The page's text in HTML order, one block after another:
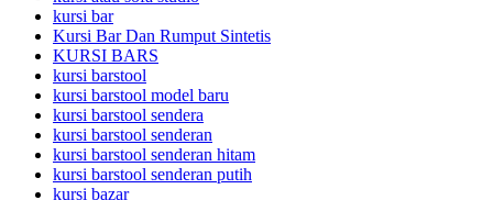
kursi bar
Kursi Bar Dan Rumput Sintetis
KURSI BARS
kursi barstool
kursi barstool model baru
kursi barstool sendera
kursi barstool senderan
kursi barstool senderan hitam
kursi barstool senderan putih
kursi bazar